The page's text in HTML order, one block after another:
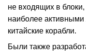
не входящих в
наиболее активными
китайские корабли.
Были также